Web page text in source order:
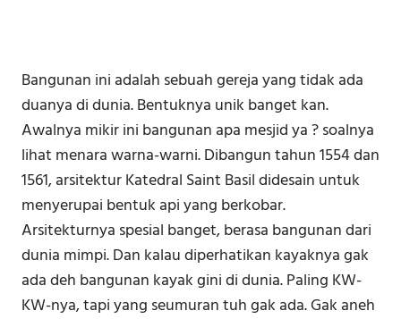
Bangunan ini adalah sebuah gereja yang tidak ada
duanya di dunia. Bentuknya unik banget kan.
Awalnya mikir ini bangunan apa mesjid ya ? soalnya
lihat menara warna-warni. Dibangun tahun 1554 dan
1561, arsitektur Katedral Saint Basil didesain untuk
menyerupai bentuk api yang berkobar.
Arsitekturnya spesial banget, berasa bangunan dari
dunia mimpi. Dan kalau diperhatikan kayaknya gak
ada deh bangunan kayak gini di dunia. Paling KW-
KW-nya, tapi yang seumuran tuh gak ada. Gak aneh